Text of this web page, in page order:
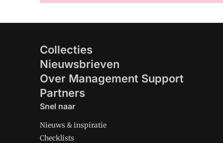
Collecties
Nieuwsbrieven
Over Management Support
Partners
Snel naar
Nieuws & inspiratie
Checklists